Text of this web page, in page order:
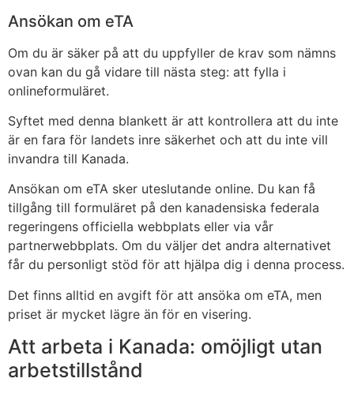
Ansökan om eTA
Om du är säker på att du uppfyller de krav som nämns
ovan kan du gå vidare till nästa steg: att fylla i
onlineformuläret.
Syftet med denna blankett är att kontrollera att du inte
är en fara för landets inre säkerhet och att du inte vill
invandra till Kanada.
Ansökan om eTA sker uteslutande online. Du kan få
tillgång till formuläret på den kanadensiska federala
regeringens officiella webbplats eller via vår
partnerwebbplats. Om du väljer det andra alternativet
får du personligt stöd för att hjälpa dig i denna process.
Det finns alltid en avgift för att ansöka om eTA, men
priset är mycket lägre än för en visering.
Att arbeta i Kanada: omöjligt utan
arbetstillstånd